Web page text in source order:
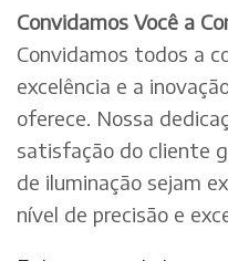
Convidamos Você a
Convidamos todos a
excelência e a
oferece. Nossa
satisfação do cliente
de iluminação sejam
nível de precisão e